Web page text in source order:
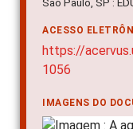
ACESSO
https://
1056
IMAGENS DO